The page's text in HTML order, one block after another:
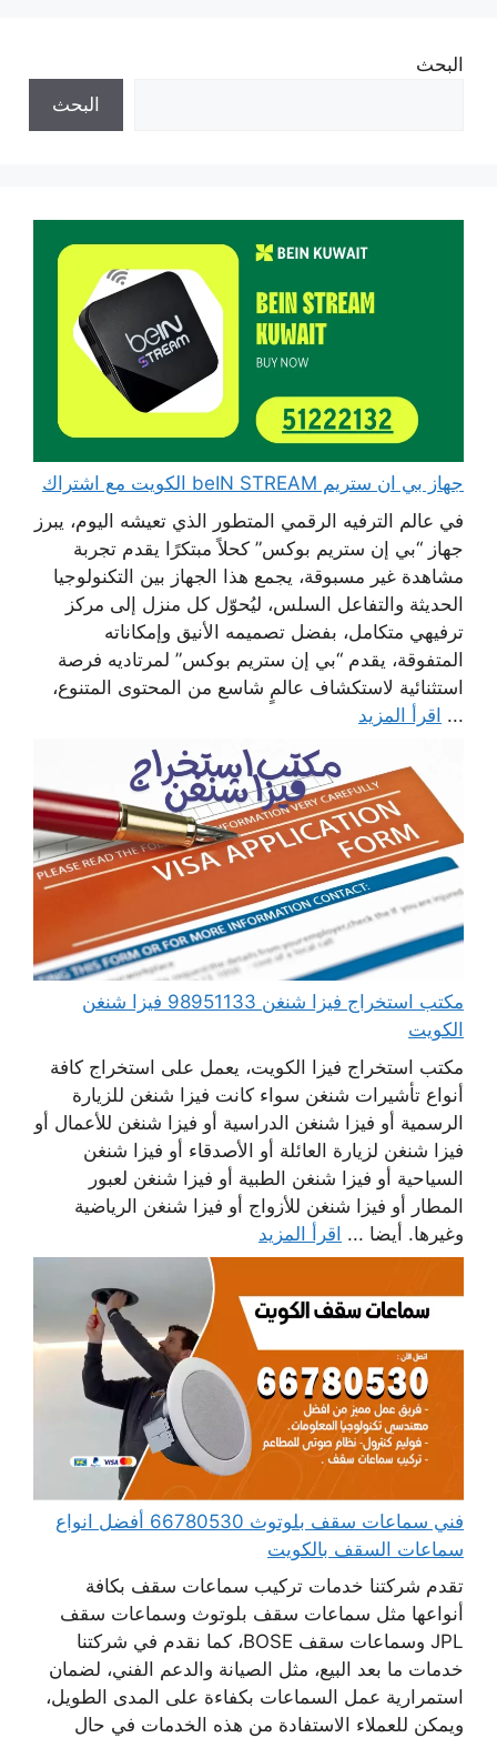
البحث
البحث
جهاز بي ان ستريم beIN STREAM الكويت مع اشتراك
في عالم الترفيه الرقمي المتطور الذي تعيشه اليوم، يبرز
جهاز “بي إن ستريم بوكس” كحلاً مبتكرًا يقدم تجربة
مشاهدة غير مسبوقة، يجمع هذا الجهاز بين التكنولوجيا
الحديثة والتفاعل السلس، ليُحوّل كل منزل إلى مركز
ترفيهي متكامل، بفضل تصميمه الأنيق وإمكاناته
المتفوقة، يقدم “بي إن ستريم بوكس” لمرتاديه فرصة
استثنائية لاستكشاف عالمٍ شاسع من المحتوى المتنوع،
... اقرأ المزيد
مكتب استخراج فيزا شنغن 98951133 فيزا شنغن
الكويت
مكتب استخراج فيزا الكويت، يعمل على استخراج كافة
أنواع تأشيرات شنغن سواء كانت فيزا شنغن للزيارة
الرسمية أو فيزا شنغن الدراسية أو فيزا شنغن للأعمال أو
فيزا شنغن لزيارة العائلة أو الأصدقاء أو فيزا شنغن
السياحية أو فيزا شنغن الطبية أو فيزا شنغن لعبور
المطار أو فيزا شنغن للأزواج أو فيزا شنغن الرياضية
وغيرها. أيضا ... اقرأ المزيد
فني سماعات سقف بلوتوث 66780530 أفضل انواع
سماعات السقف بالكويت
تقدم شركتنا خدمات تركيب سماعات سقف بكافة
أنواعها مثل سماعات سقف بلوتوث وسماعات سقف
JPL وسماعات سقف BOSE، كما نقدم في شركتنا
خدمات ما بعد البيع، مثل الصيانة والدعم الفني، لضمان
استمرارية عمل السماعات بكفاءة على المدى الطويل،
ويمكن للعملاء الاستفادة من هذه الخدمات في حال